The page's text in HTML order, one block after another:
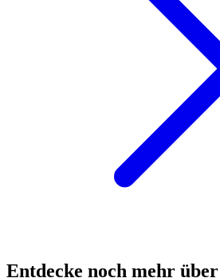
Entdecke noch mehr über